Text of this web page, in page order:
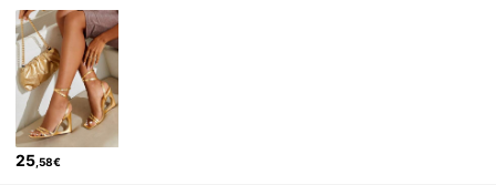
25 ,58€